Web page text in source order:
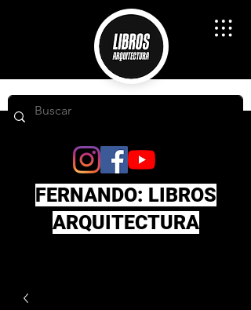
FERNANDO: LIBROS
ARQUITECTURA